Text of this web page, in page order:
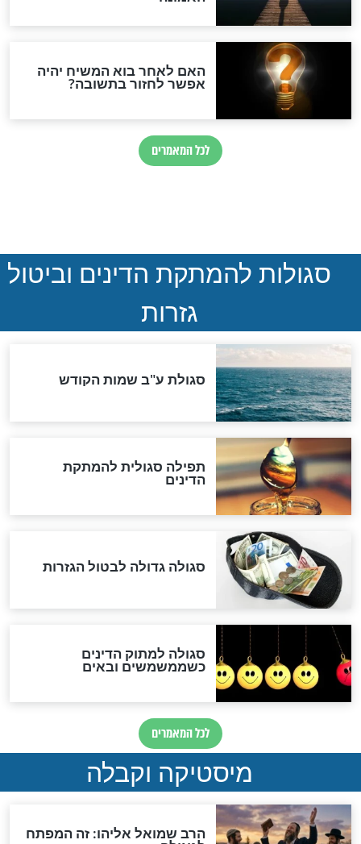
ההסכם החשאי של טראמפ
סימני שאלה
"מודה לקב"ה על כל השנים"
לכל המאמרים
אחרית הימים
האם אפשר לחשב את הקץ?
מה יהיה בימות המשיח?
"לפני הגאולה תהיה אפיקורסות
והכחשה גדולה מאוד של
האמונה"